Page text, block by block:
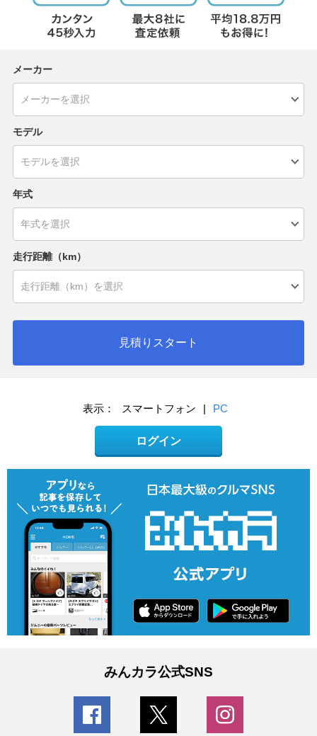
メーカー
モデル
年式
走行距離（km）
見積りスタート
表示： スマートフォン | PC
ログイン
みんカラ公式SNS